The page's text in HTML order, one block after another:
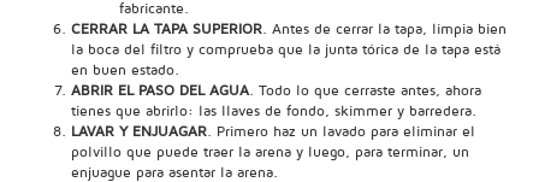
fabricante.
CERRAR LA TAPA SUPERIOR. Antes de cerrar la tapa, limpia bien
la boca del filtro y comprueba que la junta tórica de la tapa está
en buen estado.
ABRIR EL PASO DEL AGUA. Todo lo que cerraste antes, ahora
tienes que abrirlo: las llaves de fondo, skimmer y barredera.
LAVAR Y ENJUAGAR. Primero haz un lavado para eliminar el
polvillo que puede traer la arena y luego, para terminar, un
enjuague para asentar la arena.